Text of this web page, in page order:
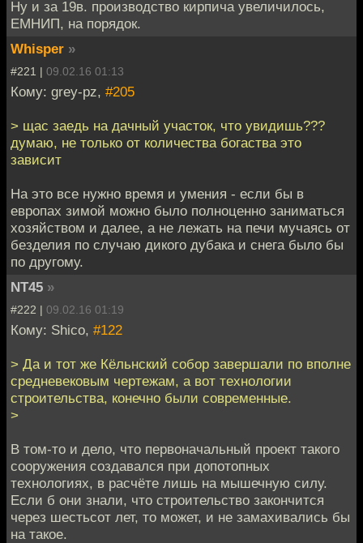
Ну и за 19в. производство кирпича увеличилось,
ЕМНИП, на порядок.
Whisper »
#221 | 09.02.16 01:13
Кому: grey-pz, #205
> щас заедь на дачный участок, что увидишь???
думаю, не только от количества богаства это
зависит
На это все нужно время и умения - если бы в
европах зимой можно было полноценно заниматься
хозяйством и далее, а не лежать на печи мучаясь от
безделия по случаю дикого дубака и снега было бы
по другому.
NT45 »
#222 | 09.02.16 01:19
Кому: Shico, #122
> Да и тот же Кёльнский собор завершали по вполне
средневековым чертежам, а вот технологии
строительства, конечно были современные.
>
В том-то и дело, что первоначальный проект такого
сооружения создавался при допотопных
технологиях, в расчёте лишь на мышечную силу.
Если б они знали, что строительство закончится
через шестьсот лет, то может, и не замахивались бы
на такое.